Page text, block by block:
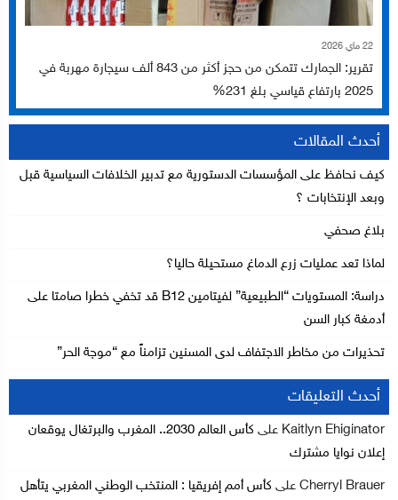
22 ماي 2026
تقرير: الجمارك تتمكن من حجز أكثر من 843 ألف سيجارة مهربة في
2025 بارتفاع قياسي بلغ 231%
أحدث المقالات
كيف نحافظ على المؤسسات الدستورية مع تدبير الخلافات السياسية قبل
وبعد الإنتخابات ؟
بلاغ صحفي
لماذا تعد عمليات زرع الدماغ مستحيلة حاليا؟
دراسة: المستويات “الطبيعية” لفيتامين B12 قد تخفي خطرا صامتا على
أدمغة كبار السن
تحذيرات من مخاطر الاجتفاف لدى المسنين تزامناً مع “موجة الحر”
أحدث التعليقات
Kaitlyn Ehiginator على
كأس العالم 2030.. المغرب والبرتغال يوقعان
إعلان نوايا مشترك
Cherryl Brauer على كأس أمم إفريقيا : المنتخب الوطني المغربي يتأهل